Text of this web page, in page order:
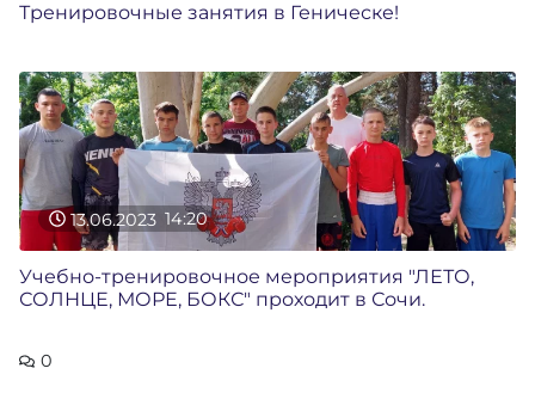
Тренировочные занятия в Геническе!
13.06.2023 14:20
Учебно-тренировочное мероприятия "ЛЕТО,
СОЛНЦЕ, МОРЕ, БОКС" проходит в Сочи.
0